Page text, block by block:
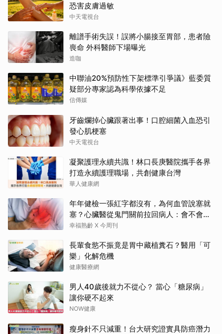
恐害皮膚過敏
中天電視台
離譜手術失誤！誤將小腸接至胃部，患者險
喪命 外科醫師下場曝光
造咖
中聯油20%預防性下架標準引爭議》藍委質
疑部分專家認為科學依據不足
信傳媒
牙齒爛掉心臟跟著出事！口腔細菌入血恐引
發心肌梗塞
中天電視台
凝聚護理永續共識！林口長庚醫院攜手各界
打造永續護理職場，共創健康台灣
華人健康網
年年健檢一張紅字都沒有，為何血管說塞就
塞？心臟醫從鬼門關前拉回病人：會不會心
梗要看對數字
幸福熟齡 X 今周刊
長輩食慾不振竟是胃中藏植糞石？醫用「可
樂」化解危機
健康醫療網
男人40歲後就力不從心？ 當心「糖尿病」
讓你硬不起來
NOW健康
瘦身針不只減重！台大研究證實具防癌潛力